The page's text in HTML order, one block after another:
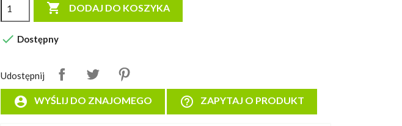
 DODAJ DO KOSZYKA
 Dostępny
Udostępnij
account_circle WYŚLIJ DO ZNAJOMEGO help_outline ZAPYTAJ O PRODUKT